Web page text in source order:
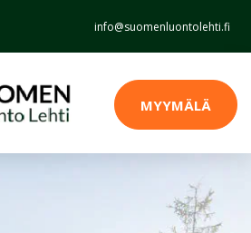
info@suomenluontolehti.fi
MYYMÄLÄ